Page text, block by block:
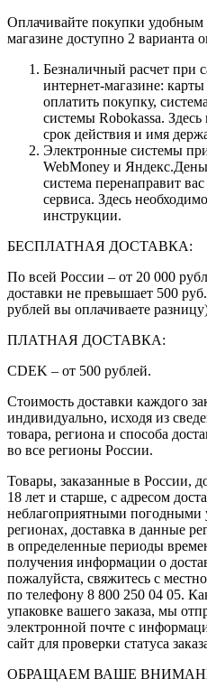
Оплачивайте покупки удобным
магазине доступно 2 варианта
Безналичный расчет при
интернет-магазине:
оплатить покупку,
системы Robokassa.
срок действия и имя
Электронные системы
WebMoney и
система перенаправит
сервиса. Здесь
инструкции.
БЕСПЛАТНАЯ ДОСТАВКА:
По всей России – от 20 000
доставки не превышает 500
рублей вы оплачиваете
ПЛАТНАЯ ДОСТАВКА:
CDEK – от 500 рублей.
Стоимость доставки каждого
индивидуально, исходя из
товара, региона и способа
во все регионы России.
Товары, заказанные в России,
18 лет и старше, с адресом
неблагоприятными погодными
регионах, доставка в данные
в определенные периоды
получения информации о
пожалуйста, свяжитесь с
по телефону 8 800 250 04 05.
упаковке вашего заказа, мы
электронной почте с
сайт для проверки статуса
ОБРАЩАЕМ ВАШЕ